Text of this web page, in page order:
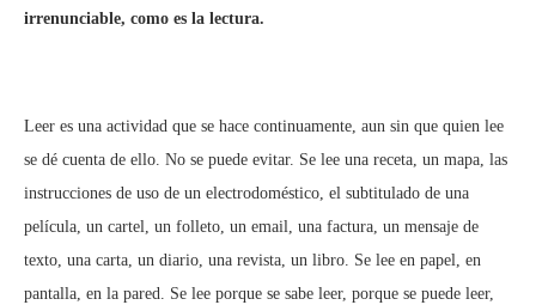
irrenunciable, como es la lectura.
Leer es una actividad que se hace continuamente, aun sin que quien lee
se dé cuenta de ello. No se puede evitar. Se lee una receta, un mapa, las
instrucciones de uso de un electrodoméstico, el subtitulado de una
película, un cartel, un folleto, un email, una factura, un mensaje de
texto, una carta, un diario, una revista, un libro. Se lee en papel, en
pantalla, en la pared. Se lee porque se sabe leer, porque se puede leer,